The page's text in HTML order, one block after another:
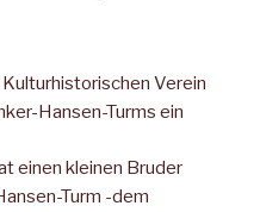
Verein
Hansen-Turms ein
einen kleinen Bruder
Turm -dem